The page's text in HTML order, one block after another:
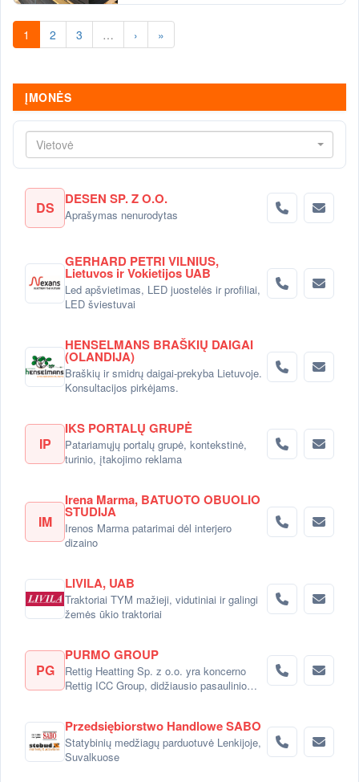
1 2 3 … › »
ĮMONĖS
Vietovė
DS DESEN SP. Z O.O.
Aprašymas nenurodytas
GERHARD PETRI VILNIUS,
Lietuvos ir Vokietijos UAB
Led apšvietimas, LED juostelės ir profiliai,
LED šviestuvai
HENSELMANS BRAŠKIŲ DAIGAI
(OLANDIJA)
Braškių ir smidrų daigai-prekyba Lietuvoje.
Konsultacijos pirkėjams.
IP
IKS PORTALŲ GRUPĖ
Patariamųjų portalų grupė, kontekstinė,
turinio, įtakojimo reklama
IM
Irena Marma, BATUOTO OBUOLIO
STUDIJA
Irenos Marma patarimai dėl interjero
dizaino
LIVILA, UAB
Traktoriai TYM mažieji, vidutiniai ir galingi
žemės ūkio traktoriai
PG
PURMO GROUP
Rettig Heatting Sp. z o.o. yra koncerno
Rettig ICC Group, didžiausio pasaulinio
Przedsiębiorstwo Handlowe SABO
Statybinių medžiagų parduotuvė Lenkijoje,
Suvalkuose